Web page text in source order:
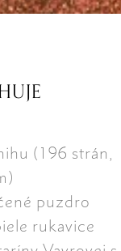
(196 strán,
puzdro
rukavice